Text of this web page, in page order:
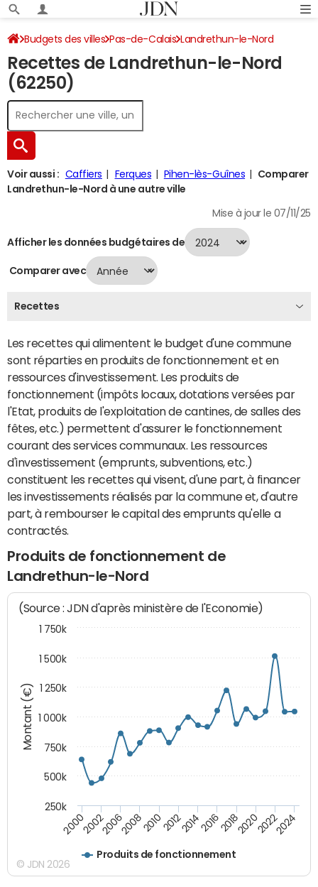
Budgets des villes Pas-de-Calais Landrethun-le-Nord
Recettes 2024
Recettes de Landrethun-le-Nord
(62250)
Voir aussi : Caffiers Ferques Pihen-lès-Guînes
Comparer
Landrethun-le-Nord à une autre ville
Mise à jour le 07/11/25
Afficher les données budgétaires de
Comparer avec
Recettes
Les recettes qui alimentent le budget d'une commune
sont réparties en produits de fonctionnement et en
ressources d'investissement. Les produits de
fonctionnement (impôts locaux, dotations versées par
l'Etat, produits de l'exploitation de cantines, de salles des
fêtes, etc.) permettent d'assurer le fonctionnement
courant des services communaux. Les ressources
d'investissement (emprunts, subventions, etc.)
constituent les recettes qui visent, d'une part, à financer
les investissements réalisés par la commune et, d'autre
part, à rembourser le capital des emprunts qu'elle a
contractés.
Produits de fonctionnement de
Landrethun-le-Nord
Montant (€)
(Source : JDN d'après ministère de l'Economie)
Produits de fonctionnement
200020022006200820102012201420162018202020222024
250k
500k
750k
1 000k
1 250k
1 500k
1 750k
© JDN 2026